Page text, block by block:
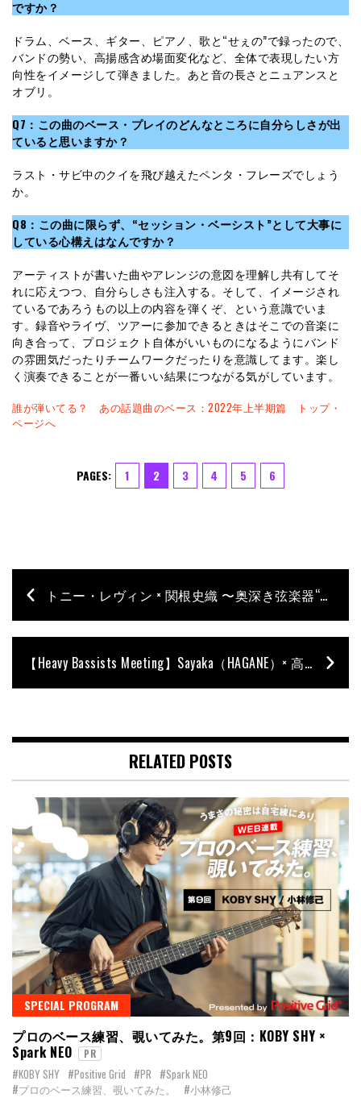
ですか？
ドラム、ベース、ギター、ピアノ、歌と“せぇの”で録ったので、
バンドの勢い、高揚感含め場面変化など、全体で表現したい方
向性をイメージして弾きました。あと音の長さとニュアンスと
オブリ。
Q7：この曲のベース・プレイのどんなところに自分らしさが出
ていると思いますか？
ラスト・サビ中のクイを飛び越えたペンタ・フレーズでしょう
か。
Q8：この曲に限らず、“セッション・ベーシスト”として大事に
している心構えはなんですか？
アーティストが書いた曲やアレンジの意図を理解し共有してそ
れに応えつつ、自分らしさも注入する。そして、イメージされ
ているであろうもの以上の内容を弾くぞ、という意識でいま
す。録音やライヴ、ツアーに参加できるときはそこでの音楽に
向き合って、プロジェクト自体がいいものになるようにバンド
の雰囲気だったりチームワークだったりを意識してます。楽し
く演奏できることが一番いい結果につながる気がしています。
誰が弾いてる？ あの話題曲のベース：2022年上半期篇 トップ・
ページへ
PAGES: 1 2 3 4 5 6
トニー・レヴィン × 関根史織 〜奥深き弦楽器“チャップマン・スティック”の魅力【Special Talk Session】
【Heavy Bassists Meeting】Sayaka（HAGANE）× 高畑治央（兀突骨）× HARU（BRIDEAR）
RELATED POSTS
SPECIAL PROGRAM
プロのベース練習、覗いてみた。第9回：KOBY SHY ×
Spark NEO
PR
#KOBY SHY #Positive Grid #PR #Spark NEO
#プロのベース練習、覗いてみた。
#小林修己